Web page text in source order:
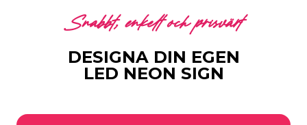
Snabbt, enkelt och prisvärt
DESIGNA DIN EGEN
LED NEON SIGN